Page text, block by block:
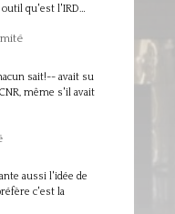
qu'est l'IRD…
sait!-- avait su
même s'il avait
aussi l'idée de
c'est la